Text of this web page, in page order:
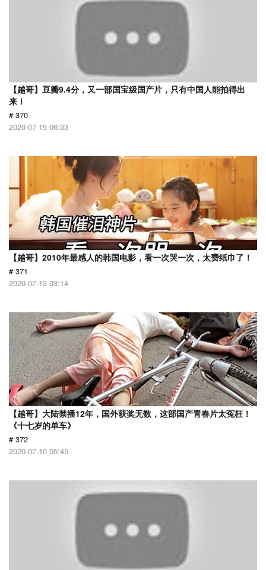
【越哥】豆瓣9.4分，又一部国宝级国产片，只有中国人能拍得出
来！
# 370
2020-07-15 06:33
【越哥】2010年最感人的韩国电影，看一次哭一次，太费纸巾了！
# 371
2020-07-13 03:14
【越哥】大陆禁播12年，国外获奖无数，这部国产青春片太冤枉！
《十七岁的单车》
# 372
2020-07-10 05:45